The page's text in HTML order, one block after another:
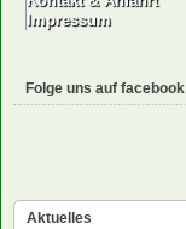
Impressum
Folge uns auf facebook
Aktuelles